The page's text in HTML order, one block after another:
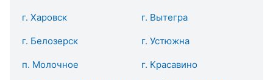
г. Харовск г. Вытегра
г. Белозерск г. Устюжна
п. Молочное г. Красавино